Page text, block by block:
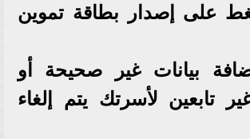
على إصدار بطاقة تموين
بيانات غير صحيحة أو
تابعين لأسرتك يتم إلغاء